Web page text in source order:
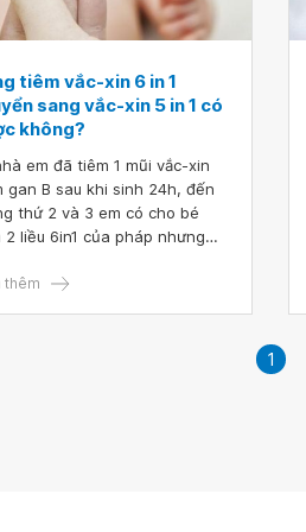
tiêm vắc-xin 6 in 1
sang vắc-xin 5 in 1 có
không?
em đã tiêm 1 mũi vắc-xin
gan B sau khi sinh 24h, đến
thứ 2 và 3 em có cho bé
2 liều 6in1 của pháp nhưng
viên bên trung tâm tiêm
thêm
1